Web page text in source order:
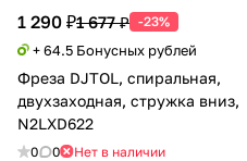
1 290 ₽1 677 ₽ -23%
+ 64.5 Бонусных рублей
Фреза DJTOL, спиральная,
двухзаходная, стружка вниз,
N2LXD622
0 0 Нет в наличии